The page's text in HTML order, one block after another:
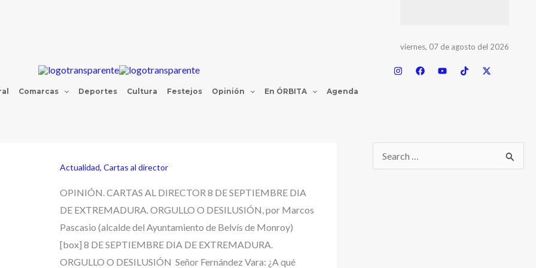
viernes, 07 de agosto del 2026
Comarcas Deportes Cultura Festejos Opinión En ÓRBITA Agenda
Actualidad, Cartas al director
OPINIÓN. CARTAS AL DIRECTOR 8 DE SEPTIEMBRE DIA
DE EXTREMADURA. ORGULLO O DESILUSIÓN, por Marcos
Pascasio (alcalde del Ayuntamiento de Belvís de Monroy)
[box] 8 DE SEPTIEMBRE DIA DE EXTREMADURA.
ORGULLO O DESILUSIÓN Señor Fernández Vara: ¿A qué